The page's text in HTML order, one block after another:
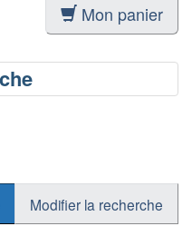
Mon panier
Modifier la recherche